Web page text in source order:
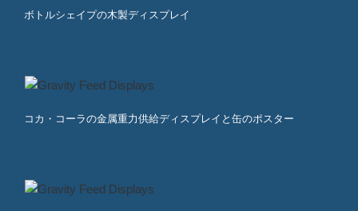
ボトルシェイプの木製ディスプレイ
コカ・コーラの金属重力供給ディスプレイと缶のポスター